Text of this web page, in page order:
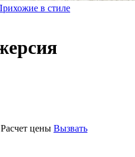
в стиле
Расчет цены Вызвать